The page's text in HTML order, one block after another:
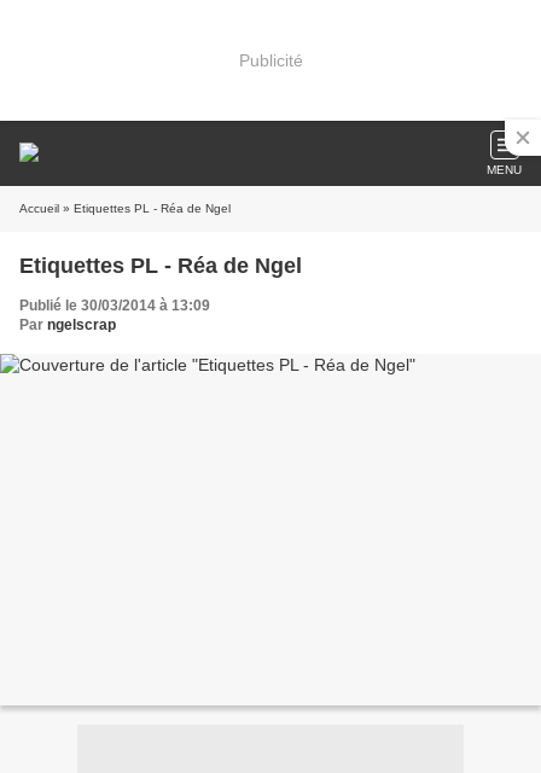
Publicité
MENU
Accueil » Etiquettes PL - Réa de Ngel
Etiquettes PL - Réa de Ngel
Publié le 30/03/2014 à 13:09
Par ngelscrap